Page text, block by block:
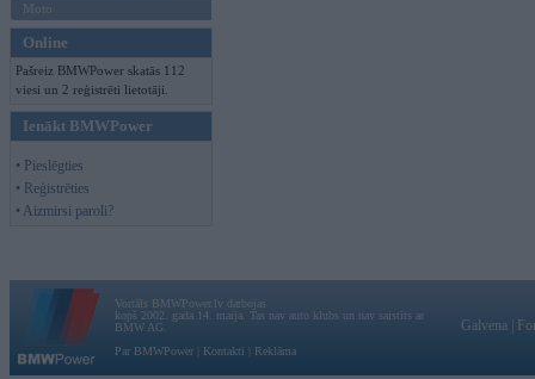
Moto
Online
Pašreiz BMWPower skatās 112
viesi un 2 reģistrēti lietotāji.
Ienākt BMWPower
• Pieslēgties
• Reģistrēties
• Aizmirsi paroli?
Vortāls BMWPower.lv darbojas
kopš 2002. gada 14. maija. Tas nav auto klubs un nav saistīts ar
BMW AG.
Par BMWPower
Kontakti Reklāma
Galvena